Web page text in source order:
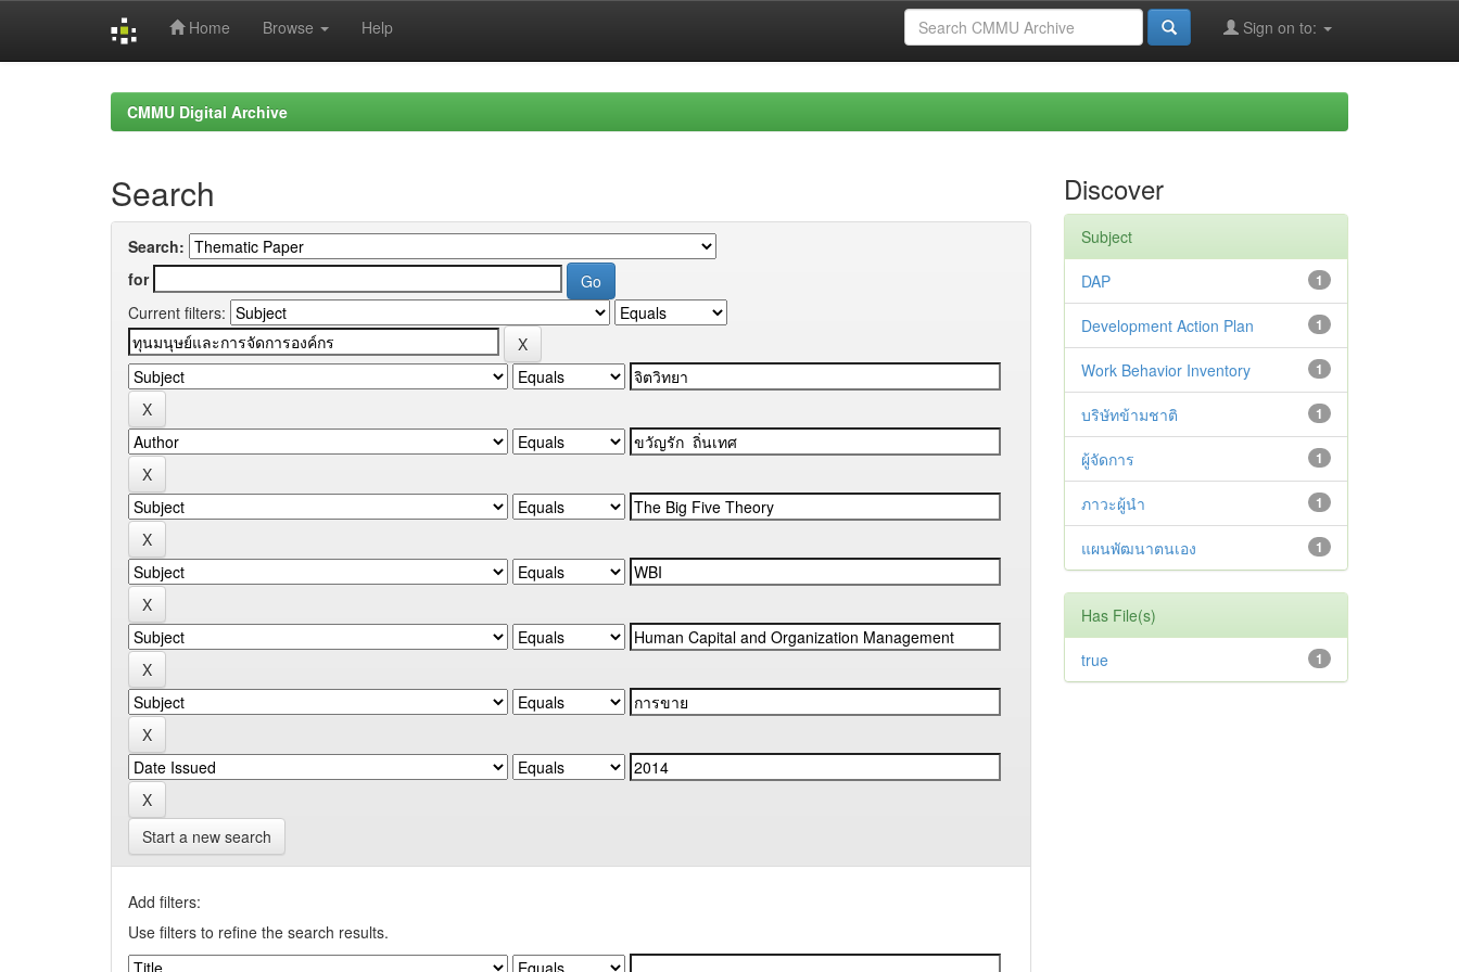
Home Browse Help Sign on to:
CMMU Digital Archive
Search
Search:
for
Current filters:
Start a new search
Add filters:
Use filters to refine the search results.
Discover
Subject
1
DAP
1
Development Action Plan
1
Work Behavior Inventory
1
บริษัทข้ามชาติ
1
ผู้จัดการ
1
ภาวะผู้นำ
1
แผนพัฒนาตนเอง
Has File(s)
1
true